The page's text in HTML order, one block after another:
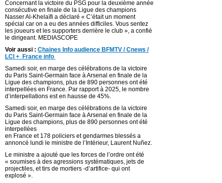
Concernant la victoire du PSG pour la deuxième année
consécutive en finale de la Ligue des champions
Nasser Al-Khelaïfi a déclaré « C’était un moment
spécial car on a eu des années difficiles. Vous sentez
les joueurs et les supporters derrière le club », a confié
le dirigeant. MEDIASCOPE
Voir aussi : Chaines Info audience BFMTV / Cnews /
LCI + France info
Samedi soir, en marge des célébrations de la victoire
du Paris Saint-Germain face à Arsenal en finale de la
Ligue des champions, plus de 890 personnes ont été
interpellées en France. Par rapport à 2025, le nombre
d’interpellations est en hausse de 45%.
Samedi soir, en marge des célébrations de la victoire
du Paris Saint-Germain face à Arsenal en finale de la
Ligue des champions, plus de 890 personnes ont été
interpellées
en France et 178 policiers et gendarmes blessés a
annoncé lundi le ministre de l’Intérieur, Laurent Nuñez.
Le ministre a ajouté que les forces de l’ordre ont été
« soumises à des agressions systématiques, jets de
projectiles, et tirs de mortiers -d’artifice- qui ont
explosé ».